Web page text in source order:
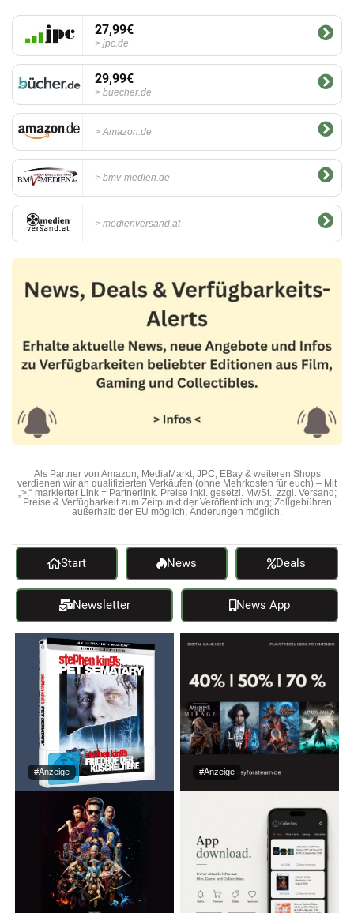
27,99€
jpc.de
29,99€
buecher.de
Amazon.de
bmv-medien.de
medienversand.at
Als Partner von Amazon, MediaMarkt, JPC, EBay & weiteren Shops
verdienen wir an qualifizierten Verkäufen (ohne Mehrkosten für euch) – Mit
„>;“ markierter Link = Partnerlink. Preise inkl. gesetzl. MwSt., zzgl. Versand;
Preise & Verfügbarkeit zum Zeitpunkt der Veröffentlichung; Zollgebühren
außerhalb der EU möglich; Änderungen möglich.
Start News Deals
Newsletter News App
#Anzeige #Anzeige